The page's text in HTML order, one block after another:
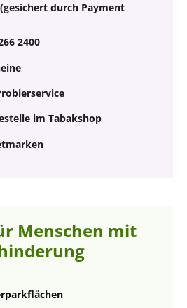
durch Payment
2400
im Tabakshop
Menschen mit